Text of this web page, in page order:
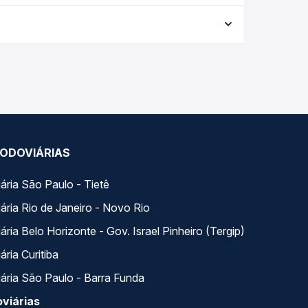
oferta para o seu roteiro.
São Paulo - Tietê
Rio de Janeiro - Novo Rio
Belo Horizonte - Gov. Israel Pinheiro (Tergip)
Curitiba
São Paulo - Barra Funda